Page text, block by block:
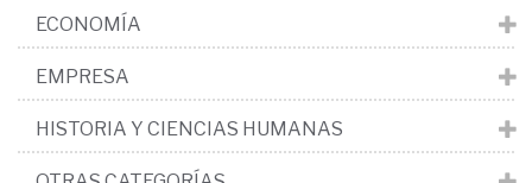
ECONOMÍA
EMPRESA
HISTORIA Y CIENCIAS HUMANAS